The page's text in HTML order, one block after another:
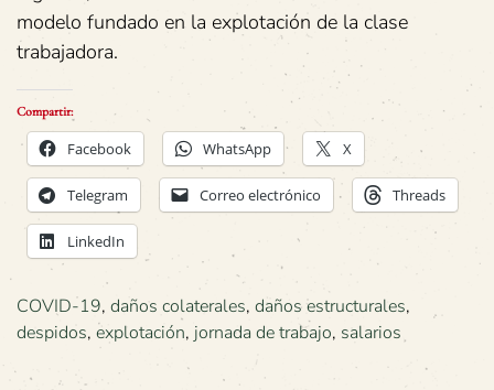
modelo fundado en la explotación de la clase
trabajadora.
Compartir:
Facebook WhatsApp X
Telegram Correo electrónico Threads
LinkedIn
COVID-19, daños colaterales, daños estructurales,
despidos, explotación, jornada de trabajo, salarios